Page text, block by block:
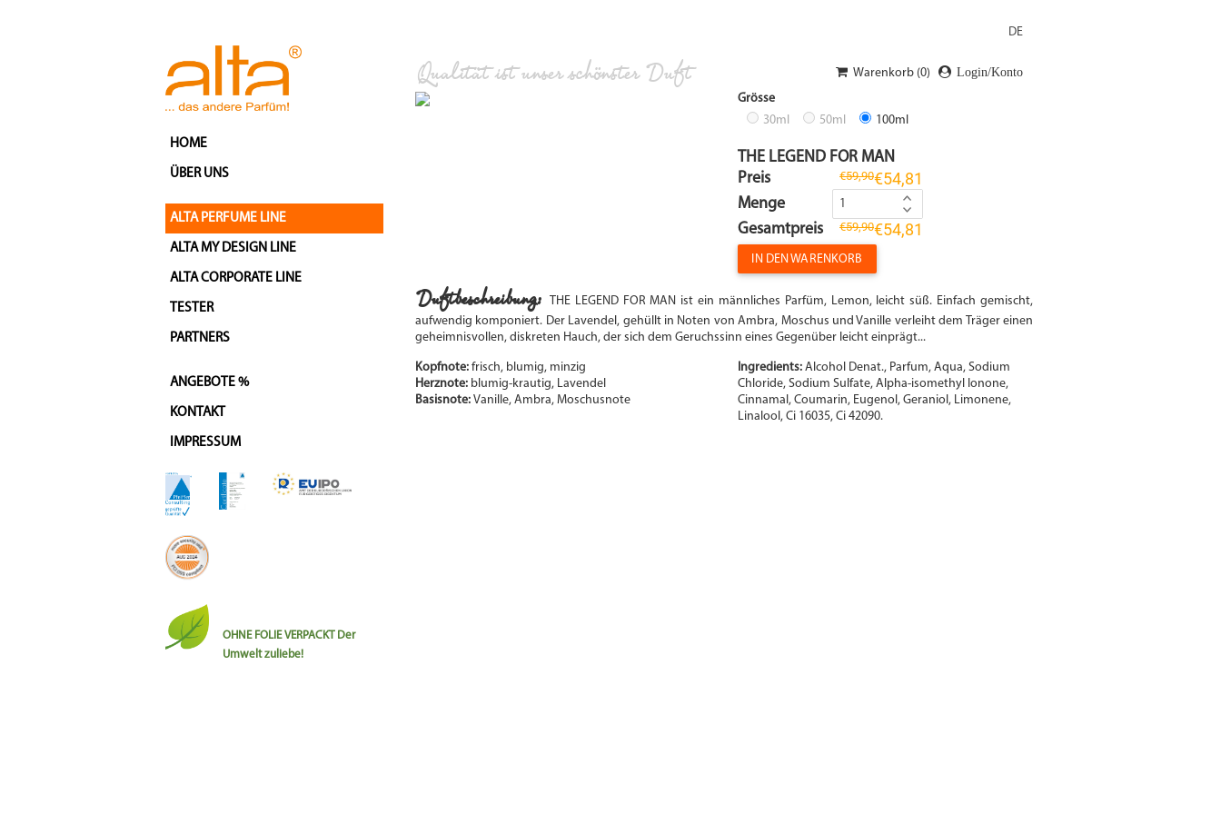
HOME
ÜBER UNS
ALTA PERFUME LINE
ALTA MY DESIGN LINE
ALTA CORPORATE LINE
TESTER
PARTNERS
ANGEBOTE %
KONTAKT
IMPRESSUM
OHNE FOLIE VERPACKT Der
Umwelt zuliebe!
Qualität ist unser schönster Duft Warenkorb (0) Login/Konto
Grösse
30ml
50ml 100ml
THE LEGEND FOR MAN
Preis
€54,81
€59,90
Menge
Gesamtpreis
€54,81
€59,90
IN DEN WARENKORB
Duftbeschreibung:
THE LEGEND FOR MAN ist ein männliches Parfüm, Lemon, leicht süß. Einfach gemischt,
aufwendig komponiert. Der Lavendel, gehüllt in Noten von Ambra, Moschus und Vanille verleiht dem Träger einen
geheimnisvollen, diskreten Hauch, der sich dem Geruchssinn eines Gegenüber leicht einprägt...
Kopfnote: frisch, blumig, minzig
Herznote: blumig-krautig, Lavendel
Basisnote: Vanille, Ambra, Moschusnote
Ingredients: Alcohol Denat., Parfum, Aqua, Sodium
Chloride, Sodium Sulfate, Alpha-isomethyl Ionone,
Cinnamal, Coumarin, Eugenol, Geraniol, Limonene,
Linalool, Ci 16035, Ci 42090.